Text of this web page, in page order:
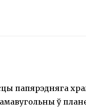
папярэдняга
ў